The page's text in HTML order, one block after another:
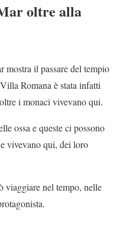
oltre alla
il passare del tempio
Romana è stata infatti
i monaci vivevano qui.
ossa e queste ci possono
vivevano qui, dei loro
viaggiare nel tempo, nelle